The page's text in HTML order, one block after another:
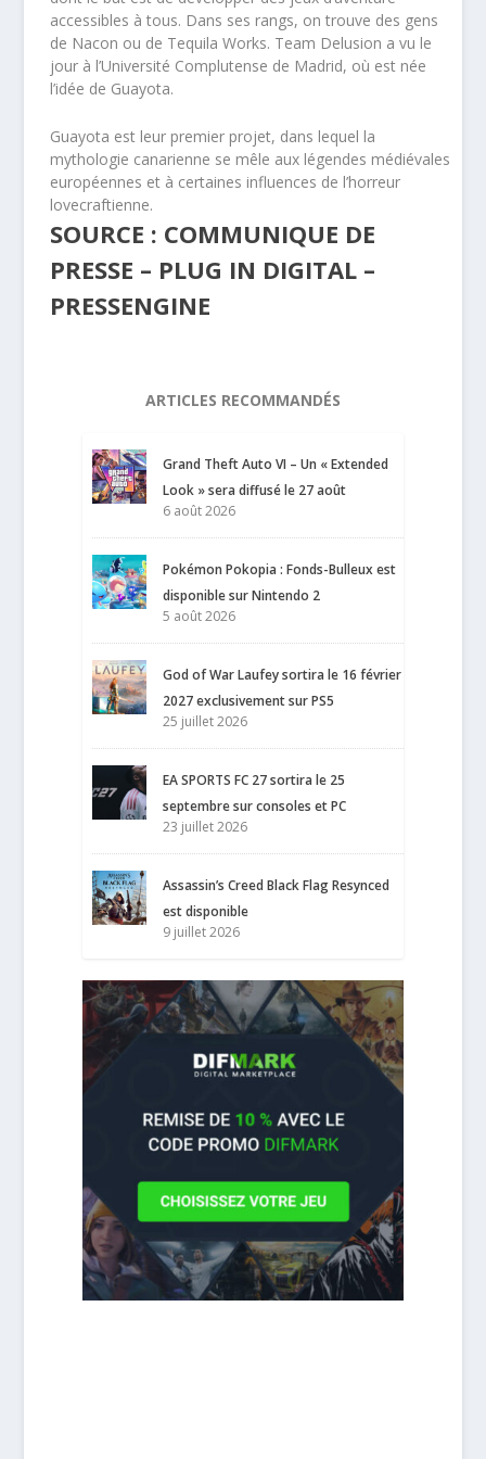
accessibles à tous. Dans ses rangs, on trouve des gens
de Nacon ou de Tequila Works. Team Delusion a vu le
jour à l’Université Complutense de Madrid, où est née
l’idée de Guayota.
Guayota est leur premier projet, dans lequel la
mythologie canarienne se mêle aux légendes médiévales
européennes et à certaines influences de l’horreur
lovecraftienne.
SOURCE : COMMUNIQUE DE
PRESSE – PLUG IN DIGITAL –
PRESSENGINE
ARTICLES RECOMMANDÉS
Grand Theft Auto VI – Un « Extended
Look » sera diffusé le 27 août
6 août 2026
Pokémon Pokopia : Fonds-Bulleux est
disponible sur Nintendo 2
5 août 2026
God of War Laufey sortira le 16 février
2027 exclusivement sur PS5
25 juillet 2026
EA SPORTS FC 27 sortira le 25
septembre sur consoles et PC
23 juillet 2026
Assassin’s Creed Black Flag Resynced
est disponible
9 juillet 2026